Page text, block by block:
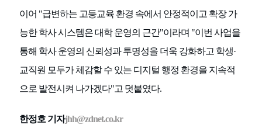
이어 "급변하는 고등교육 환경 속에서 안정적이고 확장 가
능한 학사 시스템은 대학 운영의 근간"이라며 "이번 사업을
통해 학사 운영의 신뢰성과 투명성을 더욱 강화하고 학생·
교직원 모두가 체감할 수 있는 디지털 행정 환경을 지속적
으로 발전시켜 나가겠다"고 덧붙였다.
한정호 기자jhh@zdnet.co.kr